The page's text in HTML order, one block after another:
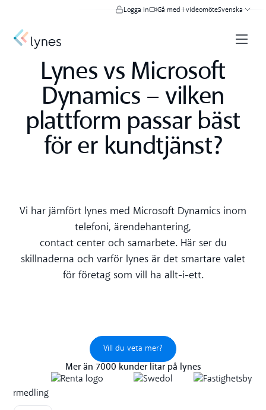
Logga in Gå med i videomöteSvenska
Lynes vs Microsoft
Dynamics – vilken
plattform passar bäst
för er kundtjänst?
Vi har jämfört lynes med Microsoft Dynamics inom
telefoni, ärendehantering,
contact center och samarbete. Här ser du
skillnaderna och varför lynes är det smartare valet
för företag som vill ha allt-i-ett.
Vill du veta mer?
Vill du veta mer?
Mer än 7000 kunder litar på lynes